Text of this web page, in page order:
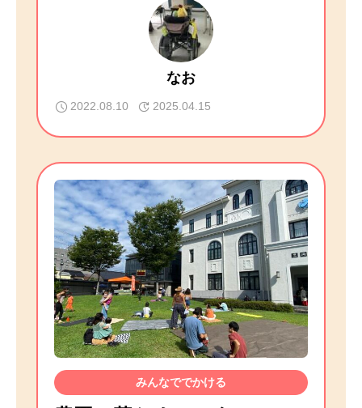
なお
2022.08.10 2025.04.15
みんなででかける